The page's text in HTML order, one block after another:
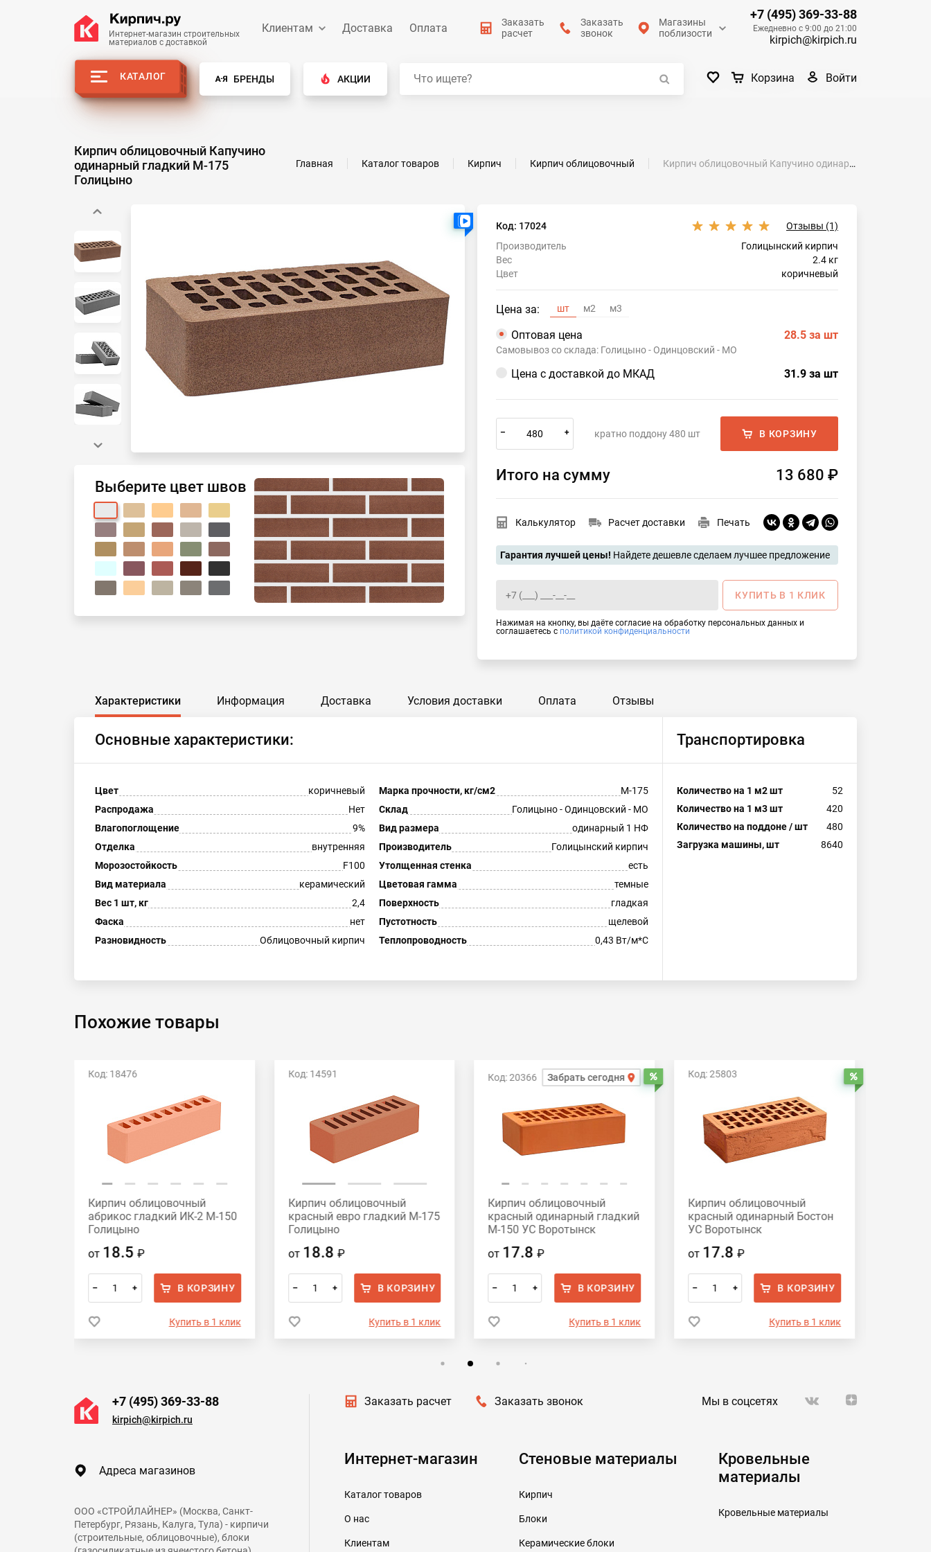
Интернет-магазин строительных
материалов с доставкой
Клиентам Доставка Оплата
Заказать
расчет
Заказать
звонок
Магазины
поблизости
+7 (495) 369-33-88
Ежедневно с 9:00 до 21:00
kirpich@kirpich.ru
КАТАЛОГ БРЕНДЫ АКЦИИ Корзина Войти
Кирпич облицовочный Капучино
одинарный гладкий М-175
Голицыно
Главная Каталог товаров Кирпич Кирпич облицовочный Кирпич облицовочный Капучино одинарный гладкий М-175 Голицыно
Выберите цвет швов
Код: 17024
Отзывы (1)
Производитель
Голицынский кирпич
Вес
2.4 кг
Цвет
коричневый
Цена за: шт м2 м3
Оптовая цена 28.5 за шт
Самовывоз со склада: Голицыно - Одинцовский - МО
Цена с доставкой до МКАД 31.9 за шт
– + кратно поддону 480 шт В КОРЗИНУ
Итого на сумму 13 680 ₽
Калькулятор Расчет доставки Печать
Гарантия лучшей цены! Найдете дешевле сделаем лучшее предложение
КУПИТЬ В 1 КЛИК
Нажимая на кнопку, вы даёте согласие на обработку персональных данных и
соглашаетесь с политикой конфиденциальности
Характеристики Информация Доставка Условия доставки Оплата Отзывы
Основные характеристики:
Цвет коричневый Марка прочности, кг/см2
М-175
Распродажа
Нет Склад
Голицыно - Одинцовский - МО
Влагопоглощение
9% Вид размера
одинарный 1 НФ
Отделка
внутренняя Производитель
Голицынский кирпич
Морозостойкость
F100 Утолщенная стенка
есть
Вид материала
керамический Цветовая гамма
темные
Вес 1 шт, кг
2,4 Поверхность
гладкая
Фаска
нет Пустотность
щелевой
Разновидность
Облицовочный кирпич Теплопроводность 0,43 Вт/м*С
Транспортировка
Количество на 1 м2 шт
52
Количество на 1 м3 шт
420
Количество на поддоне / шт
480
Загрузка машины, шт
8640
Похожие товары
Код: 18476
Кирпич облицовочный
абрикос гладкий ИК-2 М-150
Голицыно
от 18.5 ₽
– + В КОРЗИНУ
Купить в 1 клик
Код: 14591
Кирпич облицовочный
красный евро гладкий М-175
Голицыно
от 18.8 ₽
– + В КОРЗИНУ
Купить в 1 клик
Код: 20366 Забрать сегодня Распродажа
Кирпич облицовочный
красный одинарный гладкий
М-150 УС Воротынск
от 17.8₽
– + В КОРЗИНУ
Купить в 1 клик
Код: 25803
Кирпич облицовочный
красный одинарный Бостон
УС Воротынск
от 17.8₽
– + В КОРЗИНУ
Купить в 1 клик
+7 (495) 369-33-88
kirpich@kirpich.ru
Адреса магазинов
ООО «СТРОЙЛАЙНЕР» (Москва, Санкт-
Петербург, Рязань, Калуга, Тула) - кирпичи
(строительные, облицовочные), блоки
Заказать расчет Заказать звонок Мы в соцсетях
Интернет-магазин
Каталог товаров
О нас
Клиентам
Стеновые материалы
Кирпич
Блоки
Керамические блоки
Кровельные
материалы
Кровельные материалы